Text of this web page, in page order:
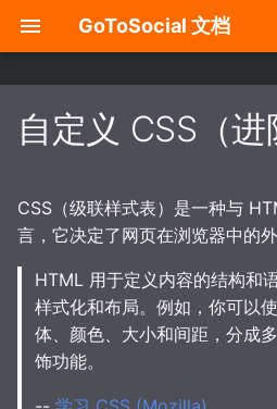
GoToSocial 文档
以
始
搜
示例 - 更改背景颜色
可访问性
部署注意事项
发行版
反向代理
创建用户
配置概述
基础配置
数据库
Web
概述
分域部署
缓存
配置 TLS 证书
管理设置面板
新账户注册
域名屏蔽
域名权限订阅
概述
HTTP 签名
请求限流与速率限制
行为体与行为体属性
使用 API 进行身份验证
路由和方法
请求限流
自定义 CSS（进
CSS（级联样式表）是一种与
言，它决定了网页在浏览器中的外
HTML 用于定义内容的结构和
样式化和布局。例如，你可以
体、颜色、大小和间距，分成
饰功能。